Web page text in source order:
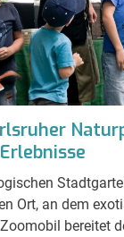
Ort, an dem
bereitet